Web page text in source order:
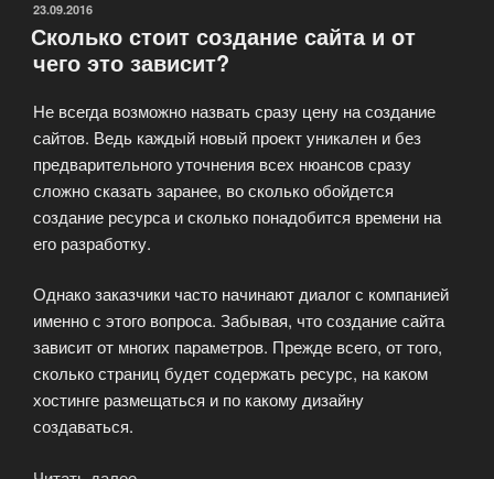
ОПУБЛИКОВАНО
23.09.2016
Сколько стоит создание сайта и от
чего это зависит?
Не всегда возможно назвать сразу цену на создание
сайтов. Ведь каждый новый проект уникален и без
предварительного уточнения всех нюансов сразу
сложно сказать заранее, во сколько обойдется
создание ресурса и сколько понадобится времени на
его разработку.
Однако заказчики часто начинают диалог с компанией
именно с этого вопроса. Забывая, что создание сайта
зависит от многих параметров. Прежде всего, от того,
сколько страниц будет содержать ресурс, на каком
хостинге размещаться и по какому дизайну
создаваться.